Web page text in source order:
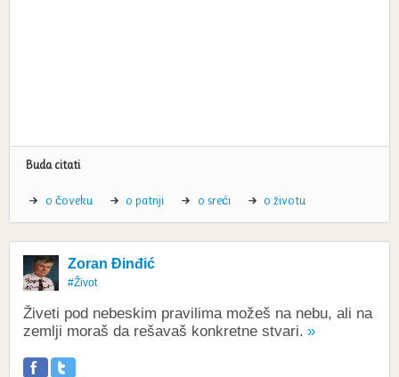
Buda citati
o čoveku o patnji o sreći o životu
Zoran Đinđić
#Život
Živeti pod nebeskim pravilima možeš na nebu, ali na
zemlji moraš da rešavaš konkretne stvari.